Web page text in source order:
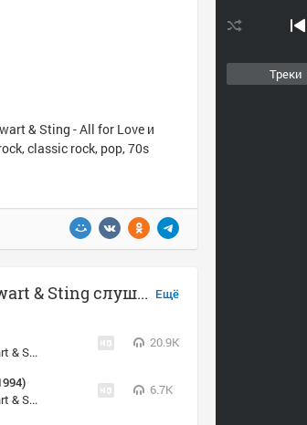
Треки
& Sting - All for Love и
classic rock, pop, 70s
Ещё
Bryan Adams, Rod Stewart & Sting слушать онлайн
Bryan Adams, Rod Stewart & Sting
20.9K
Bryan Adams, Rod Stewart & Sting
6.7K